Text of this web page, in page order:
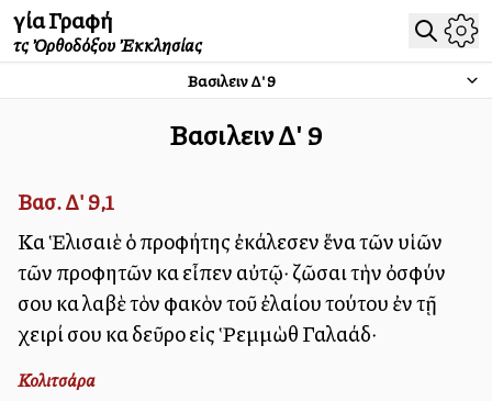
Ἁγία Γραφή
τῆς Ὀρθοδόξου Ἐκκλησίας
Βασιλειῶν Δ'9
Βασιλειῶν Δ' 9
Βασ. Δ' 9,1
Καὶ Ἑλισαιὲ ὁ προφήτης ἐκάλεσεν ἕνα τῶν υἱῶν
τῶν προφητῶν καὶ εἶπεν αὐτῷ· ζῶσαι τὴν ὀσφύν
σου καὶ λαβὲ τὸν φακὸν τοῦ ἐλαίου τούτου ἐν τῇ
χειρί σου καὶ δεῦρο εἰς Ῥεμμὼθ Γαλαάδ·
Κολιτσάρα